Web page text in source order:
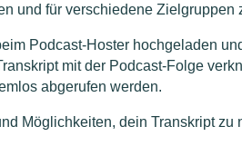
und für verschiedene Zielgruppen
Podcast-Hoster hochgeladen
mit der Podcast-Folge
abgerufen werden.
Möglichkeiten, dein Transkript zu